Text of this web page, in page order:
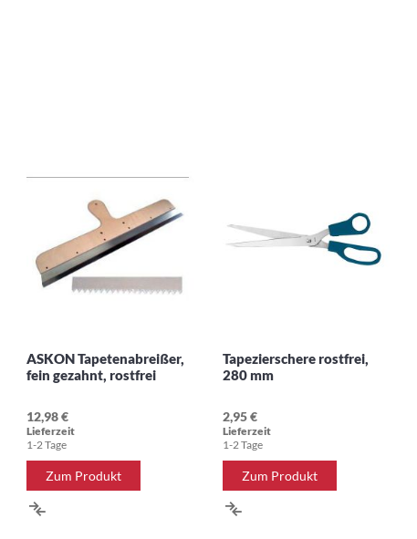
ASKON Tapetenabreißer,
fein gezahnt, rostfrei
12,98 €
Lieferzeit
1-2 Tage
Zum Produkt
Tapezierschere rostfrei,
280 mm
2,95 €
Lieferzeit
1-2 Tage
Zum Produkt